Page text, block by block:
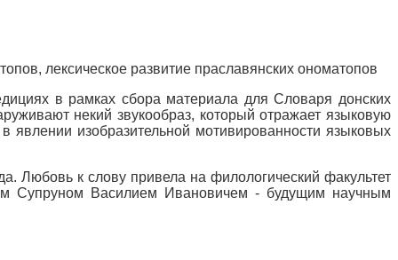
лексическое развитие праславянских ономатопов
в рамках сбора материала для Словаря донских
некий звукообраз, который отражает языковую
изобразительной мотивированности языковых
Любовь к слову привела на филологический факультет
Супруном Василием Ивановичем - будущим научным